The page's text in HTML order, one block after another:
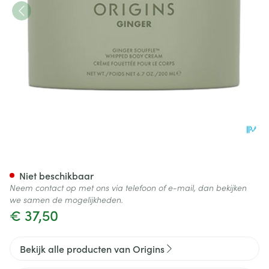
€ 37,50
Niet beschikbaar
Neem contact op met ons via telefoon of e-mail, dan bekijken
we samen de mogelijkheden.
Bekijk alle producten van Origins